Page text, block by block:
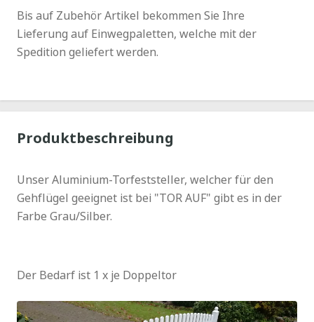
Bis auf Zubehör Artikel bekommen Sie Ihre
Lieferung auf Einwegpaletten, welche mit der
Spedition geliefert werden.
Produktbeschreibung
Unser Aluminium-Torfeststeller, welcher für den
Gehflügel geeignet ist bei "TOR AUF" gibt es in der
Farbe Grau/Silber.
Der Bedarf ist 1 x je Doppeltor